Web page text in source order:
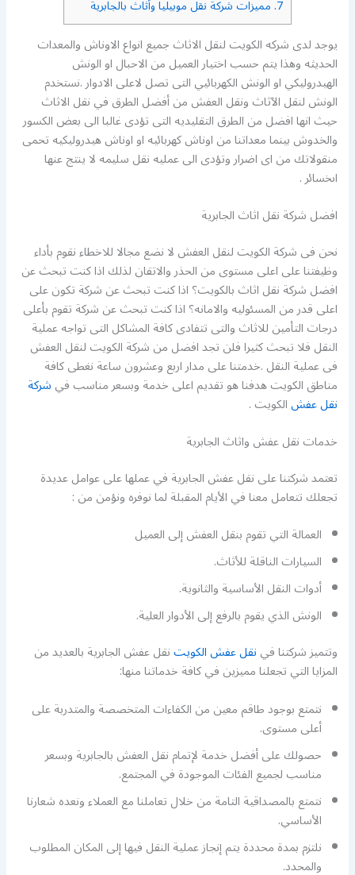
7. مميزات شركة نقل موبيليا وأثاث بالجابرية
يوجد لدى شركه الكويت لنقل الاثاث جميع انواع الاوناش والمعدات
الحديثه وهذا يتم حسب اختيار العميل من الاحبال او الونش
الهيدروليكي او الونش الكهربائيي التى تصل لاعلى الادوار .نستخدم
الونش لنقل الآثاث ونقل العفش من أفضل الطرق في نقل الاثاث
حيث انها افضل من الطرق التقليديه التى تؤدى غالبا الى بعض الكسور
والخدوش بينما معداتنا من اوناش كهربائيه او اوناش هيدروليكيه تحمى
منقولاتك من اى اضرار وتؤدى الى عمليه نقل سليمه لا ينتج عنها
اىخسائر .
افضل شركة نقل اثاث الجابرية
نحن فى شركة الكويت لنقل العفش لا نضع مجالا للاخطاء نقوم بأداء
وظيفتنا على اعلى مستوى من الحذر والاتقان لذلك اذا كنت تبحث عن
افضل شركة نقل اثاث بالكويت؟ اذا كنت تبحث عن شركة تكون على
اعلى قدر من المسئوليه والامانه؟ اذا كنت تبحث عن شركة تقوم بأعلى
درجات التأمين للاثاث والتى تتفادى كافة المشاكل التى تواجه عملية
النقل فلا تبحث كثيرا فلن تجد افضل من شركة الكويت لنقل العفش
فى عملية النقل .خدمتنا على مدار اربع وعشرون ساعة نغطى كافة
مناطق الكويت هدفنا هو تقديم اعلى خدمة وبسعر مناسب فيشركة
نقل عفشالكويت .
خدمات نقل عفش واثاث الجابرية
تعتمد شركتنا على نقل عفش الجابرية في عملها على عوامل عديدة
تجعلك تتعامل معنا في الأيام المقبلة لما نوفره ونؤمن من :
العمالة التي تقوم بنقل العفش إلى العميل
السيارات الناقلة للأثاث.
أدوات النقل الأساسية والثانوية.
الونش الذي يقوم بالرفع إلى الأدوار العلية.
وتتميز شركتنا فينقل عفش الكويتنقل عفش الجابرية بالعديد من
المزايا التي تجعلنا مميزين في كافة خدماتنا منها:
نتمتع بوجود طاقم معين من الكفاءات المتخصصة والمتدربة على
أعلى مستوى.
حصولك على أفضل خدمة لإتمام نقل العفش بالجابرية وبسعر
مناسب لجميع الفئات الموجودة في المجتمع.
نتمتع بالمصداقية التامة من خلال تعاملنا مع العملاء ونعده شعارنا
الأساسي.
نلتزم بمدة محددة يتم إنجاز عملية النقل فيها إلى المكان المطلوب
والمحدد.